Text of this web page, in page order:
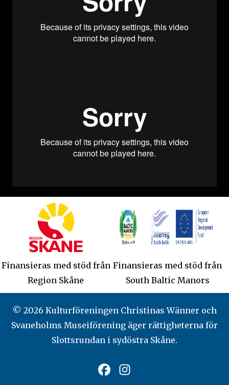
Finansieras med stöd från
Region Skåne
Finansieras med stöd från
South Baltic Manors
© 2026 Kulturföreningen Christinas Wänner och
Svaneholms Museiförening äger rättigheterna för
Slottsrundan i sydöstra Skåne.